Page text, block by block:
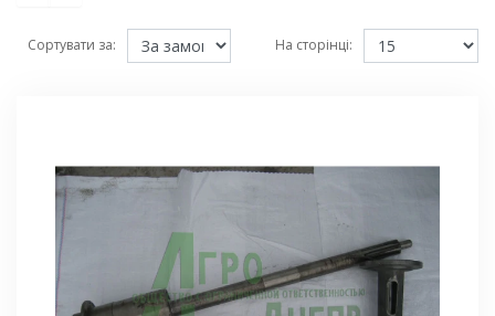
Сортувати за: На сторінці: